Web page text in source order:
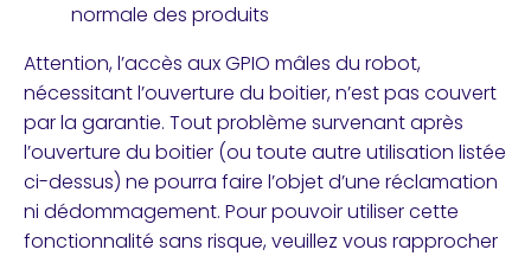
normale des produits
Attention, l’accès aux GPIO mâles du robot,
nécessitant l’ouverture du boitier, n’est pas couvert
par la garantie. Tout problème survenant après
l’ouverture du boitier (ou toute autre utilisation listée
ci-dessus) ne pourra faire l’objet d’une réclamation
ni dédommagement. Pour pouvoir utiliser cette
fonctionnalité sans risque, veuillez vous rapprocher